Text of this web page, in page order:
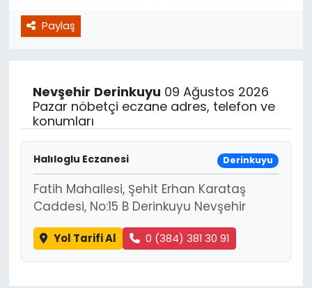
Paylaş
Nevşehir Derinkuyu 09 Ağustos 2026
Pazar nöbetçi eczane adres, telefon ve
konumları
Halıloglu Eczanesi Derinkuyu
Fatih Mahallesi, Şehit Erhan Karataş
Caddesi, No:15 B Derinkuyu Nevşehir
Yol Tarifi Al 0 (384) 381 30 91
Son Dakika Haberleri